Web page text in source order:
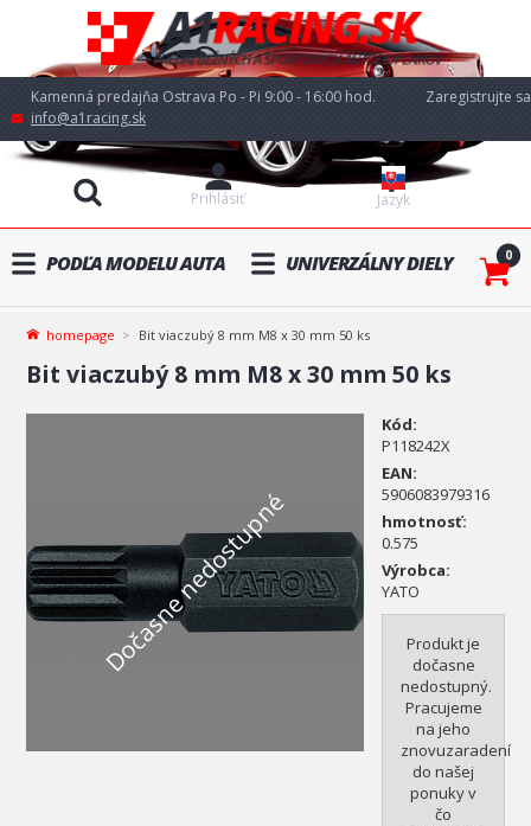
Kamenná predajňa Ostrava Po - Pi 9:00 - 16:00 hod.
info@a1racing.sk
Jazyk
Prihlásiť
Zaregistrujte sa
PODĽA MODELU AUTA UNIVERZÁLNY DIELY 0
homepage Bit viaczubý 8 mm M8 x 30 mm 50 ks
Bit viaczubý 8 mm M8 x 30 mm 50 ks
Dočasne nedostupné
Kód:
P118242X
EAN:
5906083979316
hmotnosť:
0.575
Výrobca:
YATO
Produkt je
dočasne
nedostupný.
Pracujeme
na jeho
znovuzaradení
do našej
ponuky v
čo